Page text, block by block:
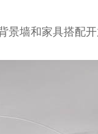
景墙和家具搭配